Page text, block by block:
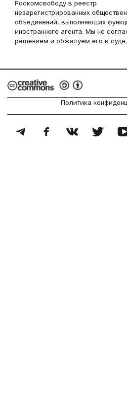
Роскомсвободу в реестр
незарегистрированных
объединений, выполняющих
иностранного агента. Мы не
решением и обжалуем его в суде.
Политика